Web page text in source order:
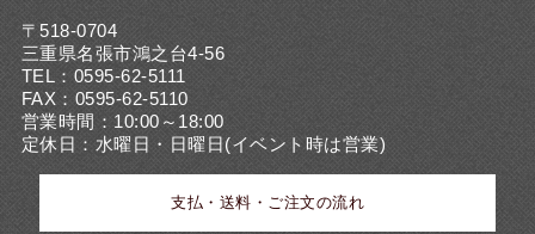
〒518-0704
三重県名張市鴻之台4-56
TEL：0595-62-5111
FAX：0595-62-5110
営業時間：10:00～18:00
定休日：水曜日・日曜日(イベント時は営業)
支払・送料・ご注文の流れ